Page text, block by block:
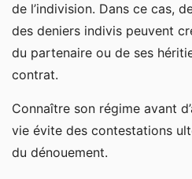
de l’indivision. Dans ce cas,
des deniers indivis peuvent
du partenaire ou de ses
contrat.
Connaître son régime avant
vie évite des contestations
du dénouement.